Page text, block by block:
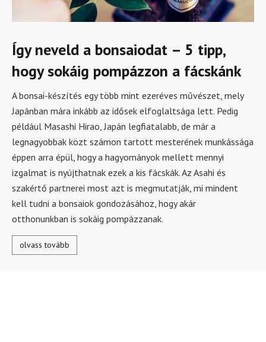
Így neveld a bonsaiodat – 5 tipp,
hogy sokáig pompázzon a fácskánk
A bonsai-készítés egy több mint ezeréves művészet, mely
Japánban mára inkább az idősek elfoglaltsága lett. Pedig
például Masashi Hirao, Japán legfiatalabb, de már a
legnagyobbak közt számon tartott mesterének munkássága
éppen arra épül, hogy a hagyományok mellett mennyi
izgalmat is nyújthatnak ezek a kis fácskák. Az Asahi és
szakértő partnerei most azt is megmutatják, mi mindent
kell tudni a bonsaiok gondozásához, hogy akár
otthonunkban is sokáig pompázzanak.
olvass tovább